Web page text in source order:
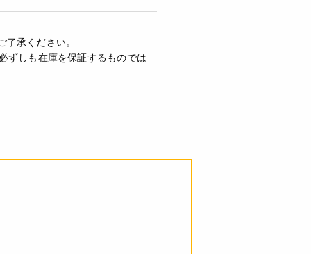
承ください。
ずしも在庫を保証するものでは